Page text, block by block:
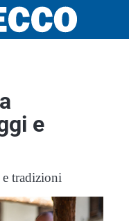
e
tradizioni